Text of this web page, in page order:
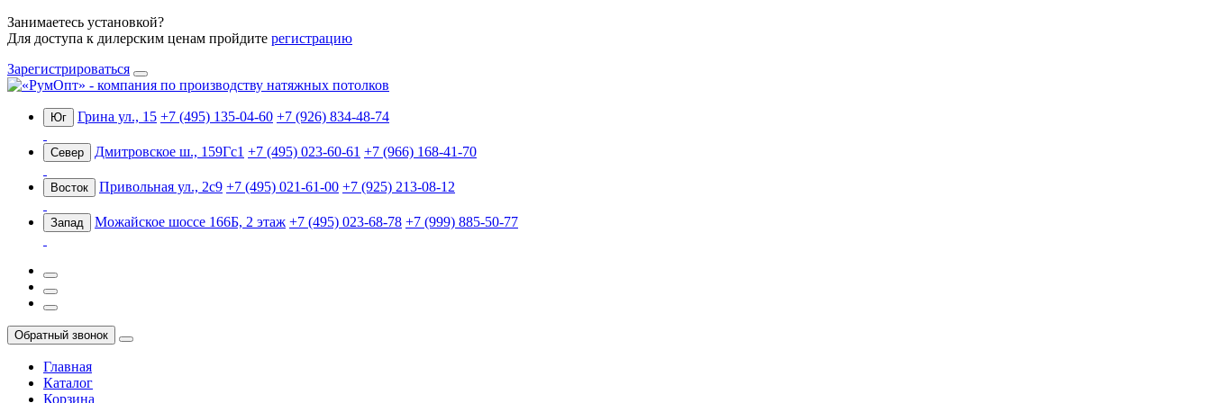
Занимаетесь установкой?
Для доступа к дилерским ценам пройдите регистрацию
Зарегистрироваться
Юг Грина ул., 15 +7 (495) 135-04-60 +7 (926) 834-48-74
Север Дмитровское ш., 159Гс1 +7 (495) 023-60-61 +7 (966) 168-41-70
Восток Привольная ул., 2с9 +7 (495) 021-61-00 +7 (925) 213-08-12
Запад Можайское шоссе 166Б, 2 этаж +7 (495) 023-68-78 +7 (999) 885-50-77
Обратный звонок
Главная
Каталог
Корзина